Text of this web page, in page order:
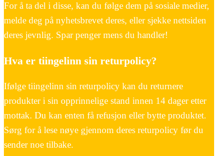
For å ta del i disse, kan du følge dem på sosiale medier,
melde deg på nyhetsbrevet deres, eller sjekke nettsiden
deres jevnlig. Spar penger mens du handler!
Hva er tiingelinn sin returpolicy?
Ifølge tiingelinn sin returpolicy kan du returnere
produkter i sin opprinnelige stand innen 14 dager etter
mottak. Du kan enten få refusjon eller bytte produktet.
Sørg for å lese nøye gjennom deres returpolicy før du
sender noe tilbake.